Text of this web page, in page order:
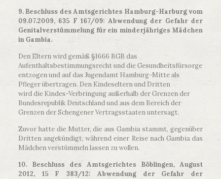
9. Beschluss des Amtsgerichtes Hamburg-Harburg vom
09.07.2009, 635 F 167/09: Abwendung der Gefahr der
Genitalverstümmelung für ein minderjähriges Mädchen
in Gambia.
Den Eltern wird gemäß §1666 BGB das
Aufenthaltsbestimmungsrecht und die Gesundheitsfürsorge
entzogen und auf das Jugendamt Hamburg-Mitte als
Pfleger übertragen. Den Kindeseltern und Dritten
wird die Kindes-Verbringung außerhalb der Grenzen der
Bundesrepublik Deutschland und aus dem Bereich der
Grenzen der Schengener Vertragsstaaten untersagt.
Zuvor hatte die Mutter, die aus Gambia stammt, gegenüber
Dritten angekündigt, während einer Reise nach Gambia das
Mädchen verstümmeln lassen zu wollen.
10. Beschluss des Amtsgerichtes Böblingen, August
2012, 15 F 383/12: Abwendung der Gefahr der